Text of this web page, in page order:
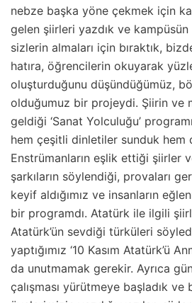
nebze başka yöne çekmek için
gelen şiirleri yazdık ve
sizlerin almaları için bıraktık,
hatıra, öğrencilerin okuyarak
oluşturduğunu düşündüğümüz,
olduğumuz bir projeydi. Şiirin ve
geldiği ‘Sanat Yolculuğu’
hem çeşitli dinletiler sunduk hem
Enstrümanların eşlik ettiği şiirler
şarkıların söylendiği, provaları
keyif aldığımız ve insanların
bir programdı. Atatürk ile ilgili
Atatürk’ün sevdiği türküleri
yaptığımız ‘10 Kasım Atatürk’ü
da unutmamak gerekir. Ayrıca
çalışması yürütmeye başladık